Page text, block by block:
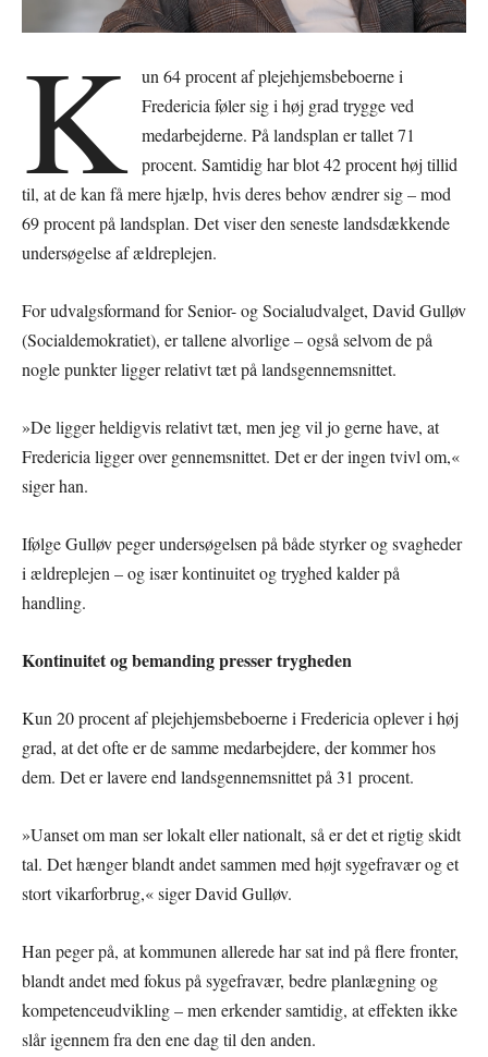
K
un 64 procent af plejehjemsbeboerne i
Fredericia føler sig i høj grad trygge ved
medarbejderne. På landsplan er tallet 71
procent. Samtidig har blot 42 procent høj tillid
til, at de kan få mere hjælp, hvis deres behov ændrer sig – mod
69 procent på landsplan. Det viser den seneste landsdækkende
undersøgelse af ældreplejen.
For udvalgsformand for Senior- og Socialudvalget, David Gulløv
(Socialdemokratiet), er tallene alvorlige – også selvom de på
nogle punkter ligger relativt tæt på landsgennemsnittet.
»De ligger heldigvis relativt tæt, men jeg vil jo gerne have, at
Fredericia ligger over gennemsnittet. Det er der ingen tvivl om,«
siger han.
Ifølge Gulløv peger undersøgelsen på både styrker og svagheder
i ældreplejen – og især kontinuitet og tryghed kalder på
handling.
Kontinuitet og bemanding presser trygheden
Kun 20 procent af plejehjemsbeboerne i Fredericia oplever i høj
grad, at det ofte er de samme medarbejdere, der kommer hos
dem. Det er lavere end landsgennemsnittet på 31 procent.
»Uanset om man ser lokalt eller nationalt, så er det et rigtig skidt
tal. Det hænger blandt andet sammen med højt sygefravær og et
stort vikarforbrug,« siger David Gulløv.
Han peger på, at kommunen allerede har sat ind på flere fronter,
blandt andet med fokus på sygefravær, bedre planlægning og
kompetenceudvikling – men erkender samtidig, at effekten ikke
slår igennem fra den ene dag til den anden.